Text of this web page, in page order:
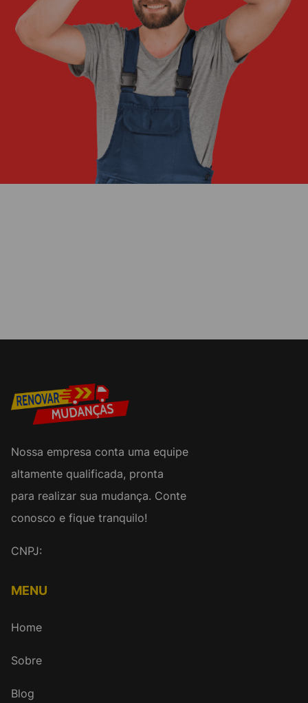
Nossa empresa conta uma equipe
altamente qualificada, pronta
para realizar sua mudança. Conte
conosco e fique tranquilo!
CNPJ:
MENU
Home
Sobre
Blog